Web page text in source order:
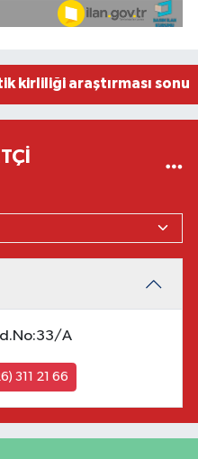
yarın Suudi
çocuk itfaiye
A
311 21 66